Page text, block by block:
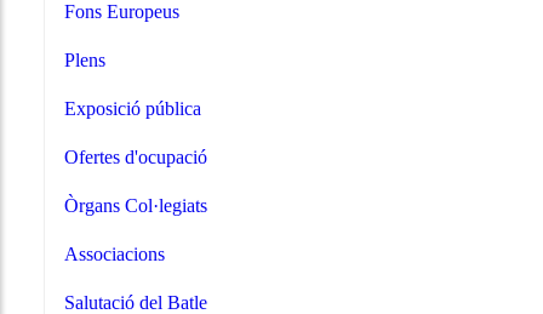
Fons Europeus
Plens
Exposició pública
Ofertes d'ocupació
Òrgans Col·legiats
Associacions
Salutació del Batle